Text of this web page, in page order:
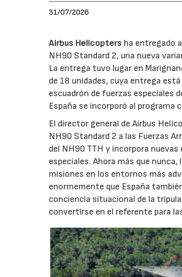
31/07/2026
Airbus Helicopters ha entregado
NH90 Standard 2, una nueva
La entrega tuvo lugar en
de 18 unidades, cuya entrega
escuadrón de fuerzas especiales
España se incorporó al programa
El director general de Airbus
NH90 Standard 2 a las Fuerzas
del NH90 TTH y incorpora
especiales. Ahora más que
misiones en los entornos más
enormemente que España
conciencia situacional de la
convertirse en el referente para